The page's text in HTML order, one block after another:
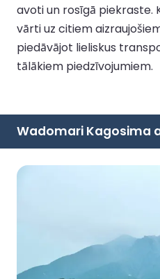
avoti un rosīgā piekraste.
vārti uz citiem
piedāvājot lieliskus
tālākiem piedzīvojumiem.
Wadomari Kagosima